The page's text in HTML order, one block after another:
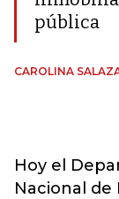
pública
CAROLINA
Hoy el
Nacional de